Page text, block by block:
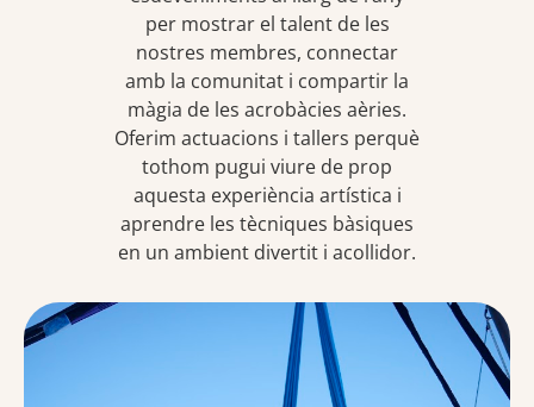
per mostrar el talent de les
nostres membres, connectar
amb la comunitat i compartir la
màgia de les acrobàcies aèries.
Oferim actuacions i tallers perquè
tothom pugui viure de prop
aquesta experiència artística i
aprendre les tècniques bàsiques
en un ambient divertit i acollidor.